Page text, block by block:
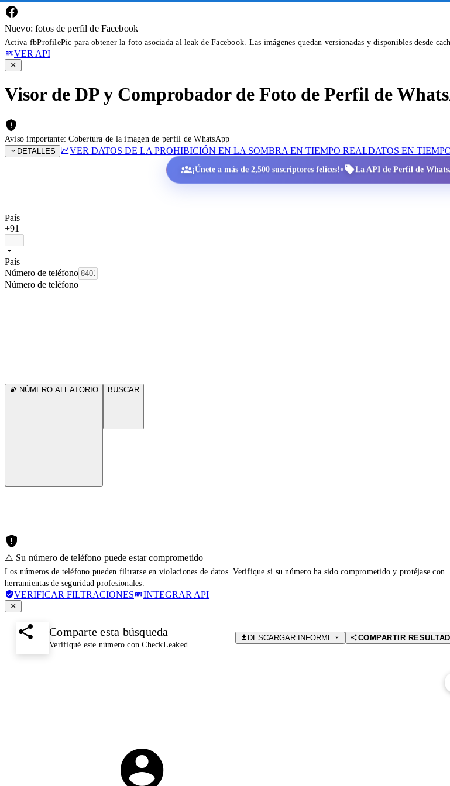
Nuevo: fotos de perfil de Facebook
Activa fbProfilePic para obtener la foto asociada al leak de Facebook. Las imágenes quedan versionadas y disponibles desde
VER API
Visor de DP y Comprobador de Foto de Perfil de
Aviso importante: Cobertura de la imagen de perfil de WhatsApp
DETALLES
VER DATOS DE LA PROHIBICIÓN EN LA SOMBRA EN TIEMPO REALDATOS EN
¡Únete a más de 2,500 suscriptores felices!• La API de Perfil de
País
+91
País
Número de teléfono
Número de teléfono
NÚMERO ALEATORIO BUSCAR
⚠️ Su número de teléfono puede estar comprometido
Los números de teléfono pueden filtrarse en violaciones de datos. Verifique si su número ha sido comprometido y protéjase con
herramientas de seguridad profesionales.
VERIFICAR FILTRACIONES INTEGRAR API
Comparte esta búsqueda
Verifiqué este número con CheckLeaked.
DESCARGAR INFORME COMPARTIR